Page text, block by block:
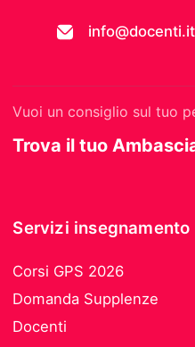
info@docenti.it
Vuoi un consiglio sul tuo
Trova il tuo
Servizi insegnamento
Corsi GPS 2026
Domanda Supplenze
Docenti